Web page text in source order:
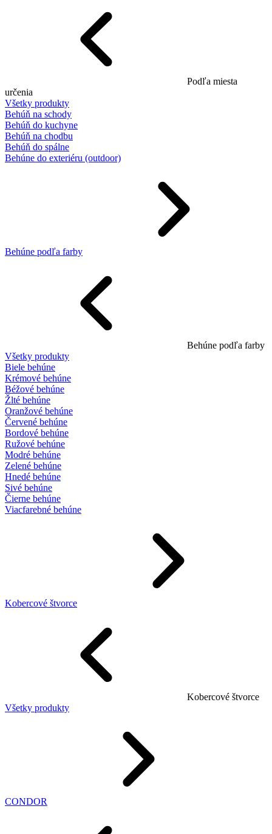
Podľa miesta
určenia
Všetky produkty
Behúň na schody
Behúň do kuchyne
Behúň na chodbu
Behúň do spálne
Behúne do exteriéru (outdoor)
Behúne podľa farby
Behúne podľa farby
Všetky produkty
Biele behúne
Krémové behúne
Béžové behúne
Žlté behúne
Oranžové behúne
Červené behúne
Bordové behúne
Ružové behúne
Modré behúne
Zelené behúne
Hnedé behúne
Sivé behúne
Čierne behúne
Viacfarebné behúne
Kobercové štvorce
Kobercové štvorce
Všetky produkty
CONDOR